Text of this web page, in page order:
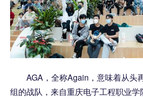
AGA，全称Again，意味着从头
组的战队，来自重庆电子工程职业